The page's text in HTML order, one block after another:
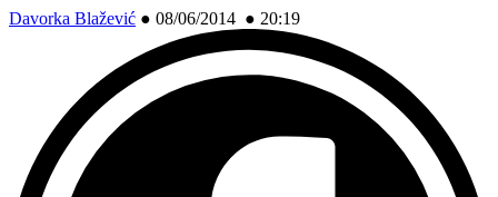
Davorka Blažević ● 08/06/2014 ● 20:19